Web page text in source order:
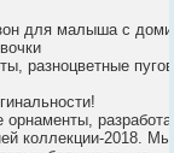
для малыша с
разноцветные
орнаменты,
коллекции-2018. Мы